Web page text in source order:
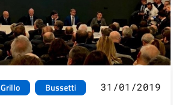
Grillo Bussetti 31/01/2019